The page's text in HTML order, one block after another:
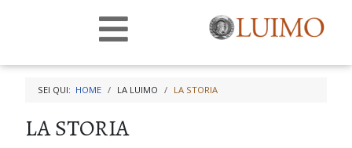
SEI QUI: HOME LA LUIMO LA STORIA
LA STORIA